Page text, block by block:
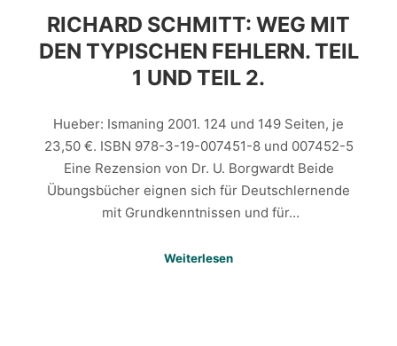
RICHARD SCHMITT: WEG MIT
DEN TYPISCHEN FEHLERN. TEIL
1 UND TEIL 2.
Hueber: Ismaning 2001. 124 und 149 Seiten, je
23,50 €. ISBN 978-3-19-007451-8 und 007452-5
Eine Rezension von Dr. U. Borgwardt Beide
Übungsbücher eignen sich für Deutschlernende
mit Grundkenntnissen und für…
Weiterlesen